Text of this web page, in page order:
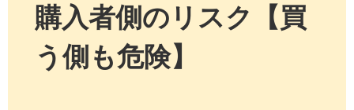
購入者側のリスク【買
う側も危険】